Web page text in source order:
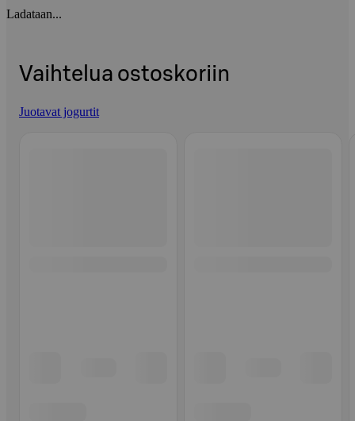
Ladataan...
Vaihtelua ostoskoriin
Juotavat jogurtit